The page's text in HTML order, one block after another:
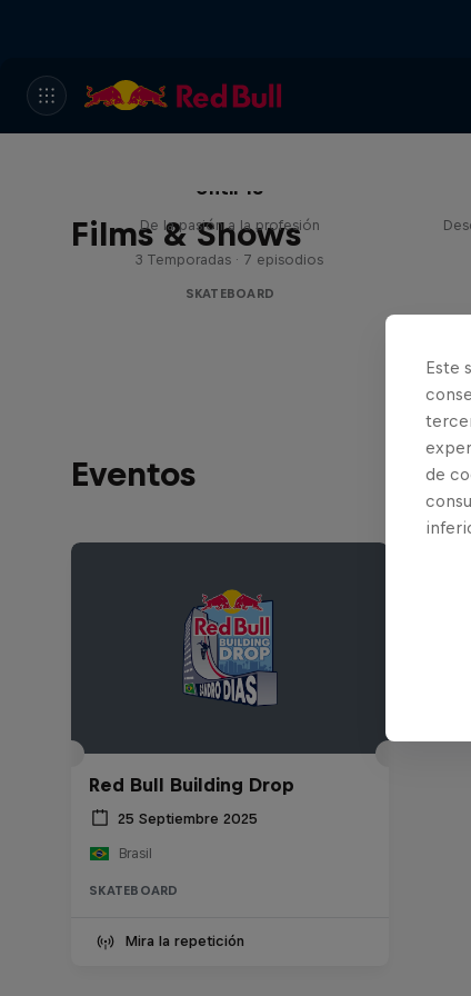
Films & Shows
Until 18
De la pasión a la profesión
3 Temporadas · 7 episodios
SKATEBOARD
Eventos
Red Bull Building Drop
25 Septiembre 2025
Brasil
SKATEBOARD
Mira la repetición
Este
de